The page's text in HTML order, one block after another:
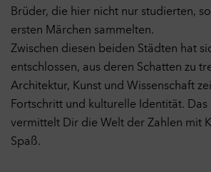
Brüder, die hier nicht nur studierten,
ersten Märchen sammelten.
Zwischen diesen beiden Städten hat
entschlossen, aus deren Schatten zu
Architektur, Kunst und Wissenschaft
Fortschritt und kulturelle Identität. Das
vermittelt Dir die Welt der Zahlen mit
Spaß.